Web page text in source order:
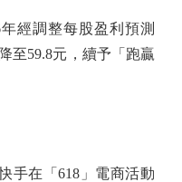
經調整每股盈利預測
至59.8元，續予「跑贏
在「618」電商活動